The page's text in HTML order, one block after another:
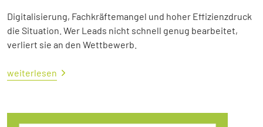
Digitalisierung, Fachkräftemangel und hoher Effizienzdruck
die Situation. Wer Leads nicht schnell genug bearbeitet,
verliert sie an den Wettbewerb.
weiterlesen